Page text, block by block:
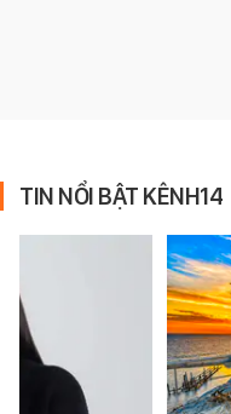
TIN NỔI BẬT KÊNH14